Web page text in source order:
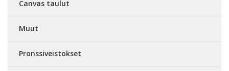
Canvas taulut
Muut
Pronssiveistokset